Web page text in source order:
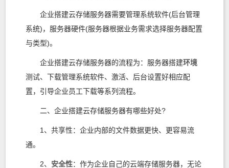
企业搭建云存储服务器需要管理系统软件(后台管理
系统)，服务器硬件(服务器根据业务需求选择服务器配置
与类型)。
企业搭建云存储服务器的流程为：服务器搭建环境
测试、下载管理系统软件、激活、后台设置好相应配
置，引导企业员工下载等系列流程。
二、企业搭建云存储服务器有哪些好处?
1、共享性：企业内部的文件数据更快、更容易流
通。
2、 安全性：作为企业自己的云端存储服务器，无论